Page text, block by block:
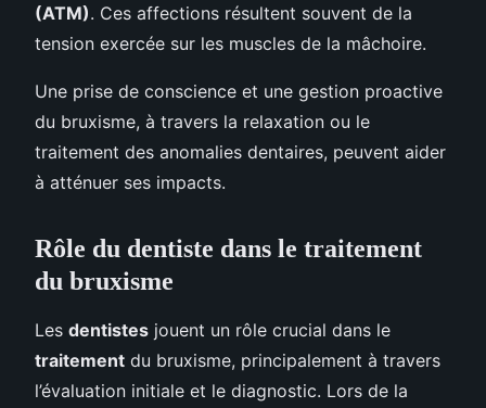
(ATM). Ces affections résultent souvent de la
tension exercée sur les muscles de la mâchoire.
Une prise de conscience et une gestion proactive
du bruxisme, à travers la relaxation ou le
traitement des anomalies dentaires, peuvent aider
à atténuer ses impacts.
Rôle du dentiste dans le traitement
du bruxisme
Les dentistes jouent un rôle crucial dans le
traitement du bruxisme, principalement à travers
l’évaluation initiale et le diagnostic. Lors de la